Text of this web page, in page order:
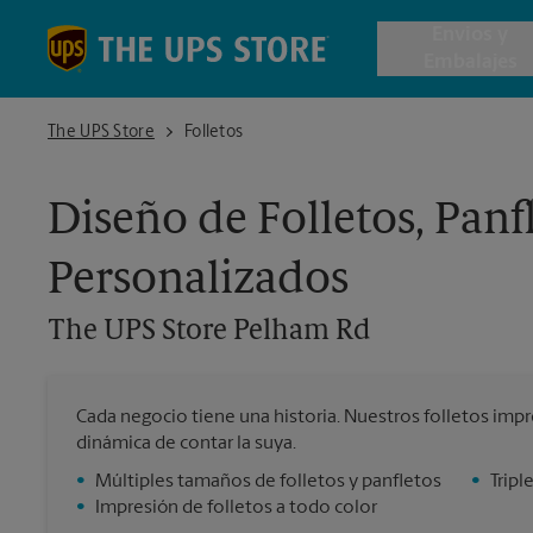
Cajas de
Todos
The UPS Store
The UPS Store Pelham Rd
Folletos
Diseño de Folletos,
Personalizados
The UPS Store Pelham Rd
Cada negocio tiene una historia. Nuestros folletos
dinámica de contar la suya.
•
Múltiples tamaños de folletos y panfletos
•
Impresión de folletos a todo color
•